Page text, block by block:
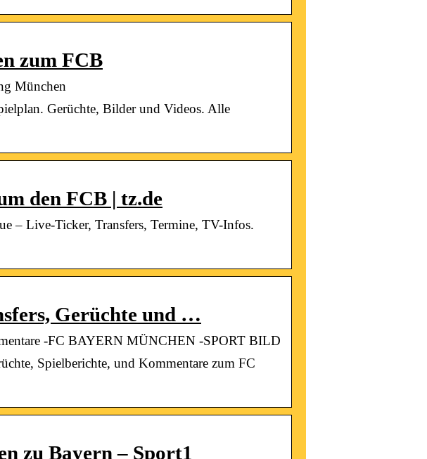
zum FCB
München
Gerüchte, Bilder und Videos. Alle
den FCB | tz.de
– Live-Ticker, Transfers, Termine, TV-Infos.
Gerüchte und …
-FC BAYERN MÜNCHEN -SPORT BILD
Spielberichte, und Kommentare zum FC
zu Bayern – Sport1